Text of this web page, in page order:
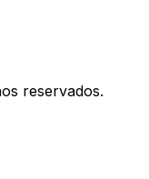
reservados.